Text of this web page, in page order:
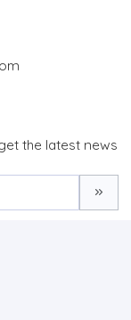
the latest news